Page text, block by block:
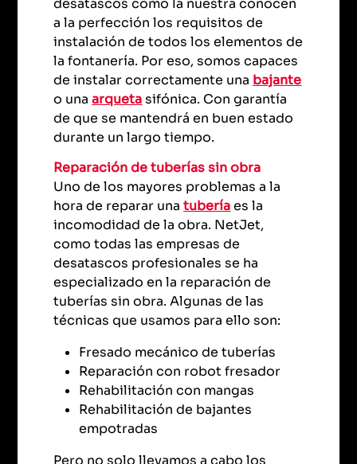
desatascos como la nuestra conocen
a la perfección los requisitos de
instalación de todos los elementos de
la fontanería. Por eso, somos capaces
de instalar correctamente una bajante
o unaarquetasifónica. Con garantía
de que se mantendrá en buen estado
durante un largo tiempo.
Reparación de tuberías sin obra
Uno de los mayores problemas a la
hora de reparar unatuberíaes la
incomodidad de la obra. NetJet,
como todas las empresas de
desatascos profesionales se ha
especializado en la reparación de
tuberías sin obra. Algunas de las
técnicas que usamos para ello son:
Fresado mecánico de tuberías
Reparación con robot fresador
Rehabilitación con mangas
Rehabilitación de bajantes
empotradas
Pero no solo llevamos a cabo los